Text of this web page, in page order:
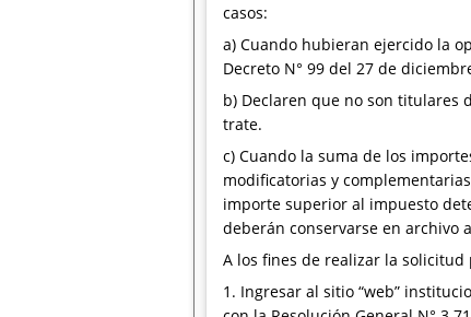
casos:
a) Cuando hubieran ejercido la
Decreto N° 99 del 27 de
b) Declaren que no son titulares
trate.
c) Cuando la suma de los
modificatorias y
importe superior al impuesto
deberán conservarse en archivo
A los fines de realizar la
1. Ingresar al sitio “web”